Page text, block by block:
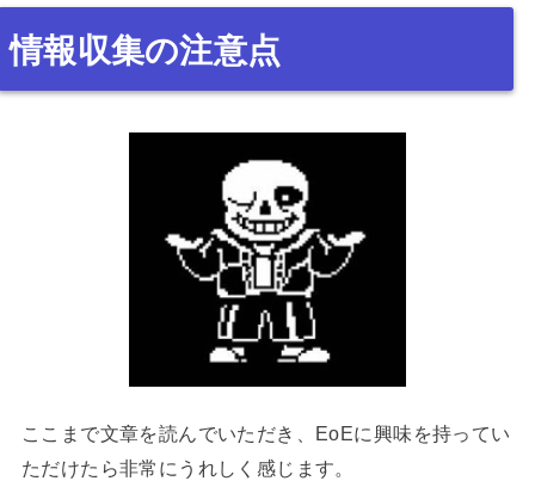
情報収集の注意点
ここまで文章を読んでいただき、EoEに興味を持ってい
ただけたら非常にうれしく感じます。